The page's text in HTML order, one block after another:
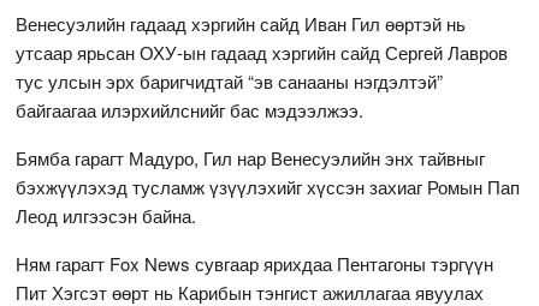
Венесуэлийн гадаад хэргийн сайд Иван Гил өөртэй нь
утсаар ярьсан ОХУ-ын гадаад хэргийн сайд Сергей Лавров
тус улсын эрх баригчидтай “эв санааны нэгдэлтэй”
байгаагаа илэрхийлснийг бас мэдээлжээ.
Бямба гарагт Мадуро, Гил нар Венесуэлийн энх тайвныг
бэхжүүлэхэд тусламж үзүүлэхийг хүссэн захиаг Ромын Пап
Леод илгээсэн байна.
Ням гарагт Fox News сувгаар ярихдаа Пентагоны тэргүүн
Пит Хэгсэт өөрт нь Карибын тэнгист ажиллагаа явуулах